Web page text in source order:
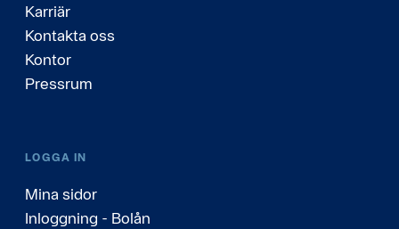
Karriär
Kontakta oss
Kontor
Pressrum
LOGGA IN
Mina sidor
Inloggning - Bolån